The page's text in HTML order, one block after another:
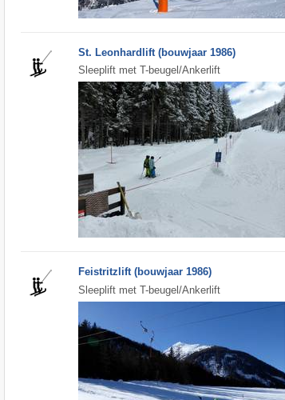
St. Leonhardlift (bouwjaar 1986)
Sleeplift met T-beugel/Ankerlift
Feistritzlift (bouwjaar 1986)
Sleeplift met T-beugel/Ankerlift